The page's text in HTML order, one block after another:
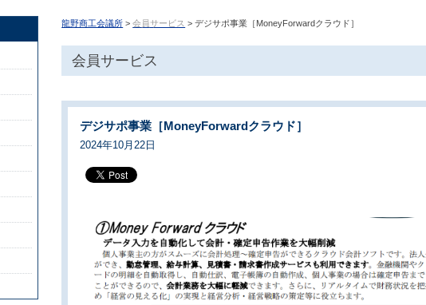
龍野商工会議所 >会員サービス > デジサポ事業［MoneyForwardクラウド］
会員サービス
デジサポ事業［MoneyForwardクラウド］
2024年10月22日